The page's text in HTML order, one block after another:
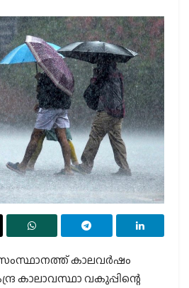
കാലവർഷം
കാലാവസ്ഥാ വകുപ്പിന്റെ